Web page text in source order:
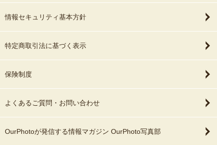
情報セキュリティ基本方針
特定商取引法に基づく表示
保険制度
よくあるご質問・お問い合わせ
OurPhotoが発信する情報マガジン OurPhoto写真部